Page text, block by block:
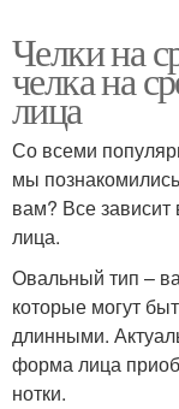
Челки на
челка на
лица
Со всеми
мы
вам? Все
лица.
Овальный тип –
которые могут
длинными.
форма лица
нотки.